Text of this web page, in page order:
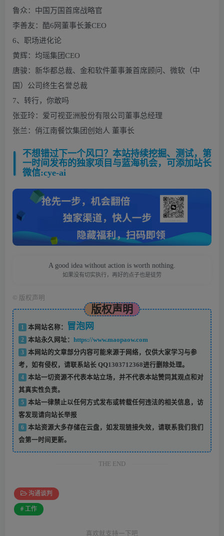
鲁众：中国万国首席战略官
李善友：酷6网董事长兼CEO
6、职场进化论
黄辉：均瑶集团CEO
唐骏：新华都总裁、金和软件董事兼首席顾问、微软（中
国）公司终生名誉总裁
7、转行，你敢吗
张亚玲：爱可视亚洲股份有限公司董事总经理
张兰：俏江南餐饮集团创始人 董事长
不想错过下一个风口？本站持续挖掘、测试，第
一时间发布的独家项目与蓝海机会，可添加站长
微信:cye-ai
A good idea without action is worth nothing.
如果没有切实执行，再好的点子也是徒劳
版权声明
版权声明
1 本网站名称： 冒泡网
2 本站永久网址： https://www.maopaow.com
3
本网站的文章部分内容可能来源于网络，仅供大家学习与参
考，如有侵权，请联系站长 QQ1303712368进行删除处理。
4
本站一切资源不代表本站立场，并不代表本站赞同其观点和对
其真实性负责。
5
本站一律禁止以任何方式发布或转载任何违法的相关信息，访
客发现请向站长举报
6
本站资源大多存储在云盘，如发现链接失效，请联系我们我们
会第一时间更新。
THE END
沟通谈判
# 工作
喜欢就支持一下吧